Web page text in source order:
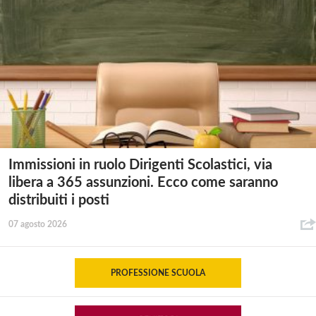
Immissioni in ruolo Dirigenti Scolastici, via
libera a 365 assunzioni. Ecco come saranno
distribuiti i posti
07 agosto 2026
PROFESSIONE SCUOLA